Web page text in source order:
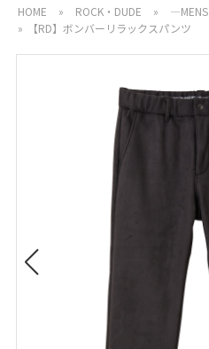
HOME » ROCK・DUDE »
―MENS
»
【RD】ボンバーリラックスパンツ